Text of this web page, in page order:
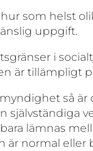
som helst
uppgift.
i
är tillämpligt
så är
lämnas
är normal